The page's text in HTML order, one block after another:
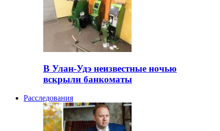
В Улан-Удэ неизвестные ночью
вскрыли банкоматы
Расследования